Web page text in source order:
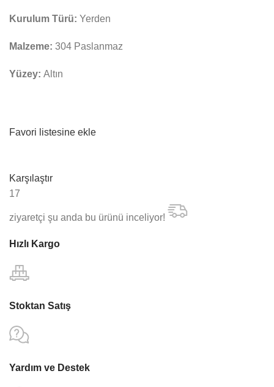
Kurulum Türü: Yerden
Malzeme: 304 Paslanmaz
Yüzey: Altın
Favori listesine ekle
Karşılaştır
17
ziyaretçi şu anda bu ürünü inceliyor!
Hızlı Kargo
Stoktan Satış
Yardım ve Destek